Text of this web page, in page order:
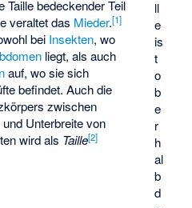
ll
e
is
t
o
b
e
r
h
al
b
d
Taille bedeckender Teil
veraltet das Mieder.[1]
bei Insekten, wo
liegt, als auch
auf, wo sie sich
befindet. Auch die
zwischen
Unterbreite von
wird als Taille[2]